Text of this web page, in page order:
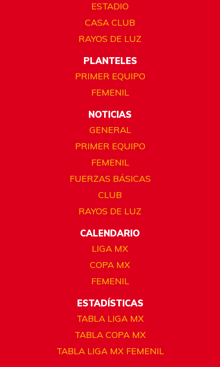
ESTADIO
CASA CLUB
RAYOS DE LUZ
PLANTELES
PRIMER EQUIPO
FEMENIL
NOTICIAS
GENERAL
PRIMER EQUIPO
FEMENIL
FUERZAS BÁSICAS
CLUB
RAYOS DE LUZ
CALENDARIO
LIGA MX
COPA MX
FEMENIL
ESTADÍSTICAS
TABLA LIGA MX
TABLA COPA MX
TABLA LIGA MX FEMENIL